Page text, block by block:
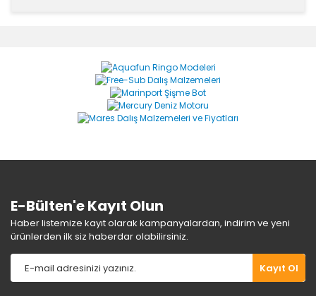
Yorum Yaz
Ürün resmi kalitesiz, bozuk veya görüntülenemiyor.
Ürün açıklamasında eksik bilgiler bulunuyor.
Ürün bilgilerinde hatalar bulunuyor.
E-Bülten'e Kayıt Olun
Haber listemize kayıt olarak kampanyalardan, indirim ve yeni
ürünlerden ilk siz haberdar olabilirsiniz.
Kayıt Ol